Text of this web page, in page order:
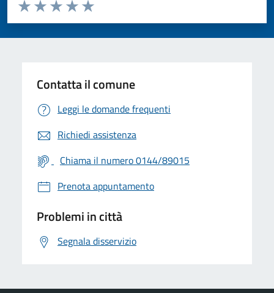
Valuta 5 stelle su 5
Valuta 4 stelle su 5
Valuta 3 stelle su 5
Valuta 2 stelle su 5
Valuta 1 stelle su 5
Contatta il comune
Leggi le domande frequenti
Richiedi assistenza
Chiama il numero 0144/89015
Prenota appuntamento
Problemi in città
Segnala disservizio